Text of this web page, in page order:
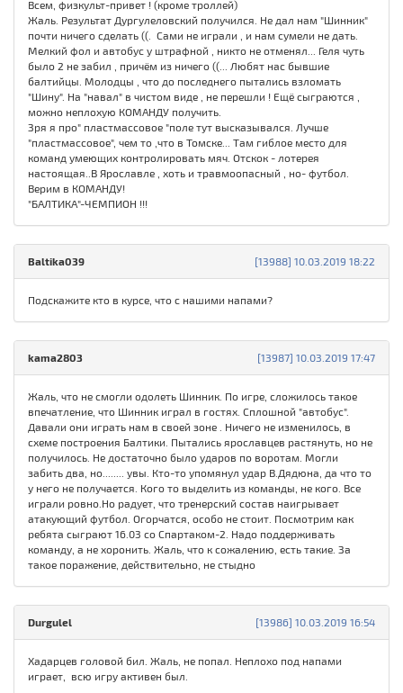
Всем, физкульт-привет ! (кроме троллей)
Жаль. Результат Дургулеловский получился. Не дал нам "Шинник"
почти ничего сделать ((. Сами не играли , и нам сумели не дать.
Мелкий фол и автобус у штрафной , никто не отменял... Геля чуть
было 2 не забил , причём из ничего ((... Любят нас бывшие
балтийцы. Молодцы , что до последнего пытались взломать
"Шину". На "навал" в чистом виде , не перешли ! Ещё сыграются ,
можно неплохую КОМАНДУ получить.
Зря я про" пластмассовое "поле тут высказывался. Лучше
"пластмассовое", чем то ,что в Томске... Там гиблое место для
команд умеющих контролировать мяч. Отскок - лотерея
настоящая..В Ярославле , хоть и травмоопасный , но- футбол.
Верим в КОМАНДУ!
"БАЛТИКА"-ЧЕМПИОН !!!
[13988] 10.03.2019 18:22
Baltika039
Подскажите кто в курсе, что с нашими напами?
[13987] 10.03.2019 17:47
kama2803
Жаль, что не смогли одолеть Шинник. По игре, сложилось такое
впечатление, что Шинник играл в гостях. Сплошной "автобус".
Давали они играть нам в своей зоне . Ничего не изменилось, в
схеме построения Балтики. Пытались ярославцев растянуть, но не
получилось. Не достаточно было ударов по воротам. Могли
забить два, но........ увы. Кто-то упомянул удар В.Дядюна, да что то
у него не получается. Кого то выделить из команды, не кого. Все
играли ровно.Но радует, что тренерский состав наигрывает
атакующий футбол. Огорчатся, особо не стоит. Посмотрим как
ребята сыграют 16.03 со Спартаком-2. Надо поддерживать
команду, а не хоронить. Жаль, что к сожалению, есть такие. За
такое поражение, действительно, не стыдно
[13986] 10.03.2019 16:54
Durgulel
Хадарцев головой бил. Жаль, не попал. Неплохо под напами
играет, всю игру активен был.